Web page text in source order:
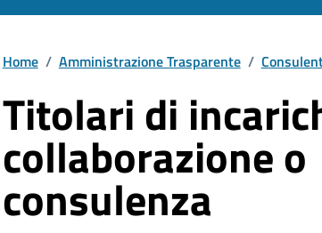
Home / Amministrazione Trasparente /
Titolari di
collaborazione o
consulenza